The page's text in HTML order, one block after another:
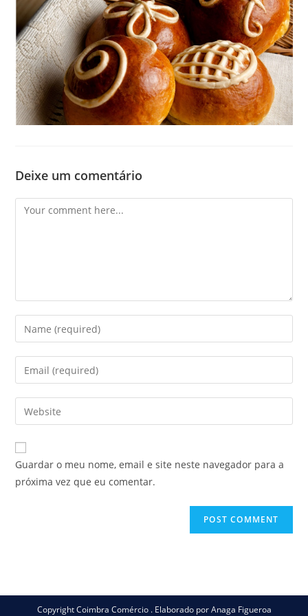
Deixe um comentário
Comment
Enter
your
name
comment
Enter
your
email
address
comment
Enter
your
website
URL
Guardar o meu nome, email e site neste navegador para a
próxima vez que eu comentar.
Copyright Coimbra Comércio . Elaborado por Anaga Figueroa